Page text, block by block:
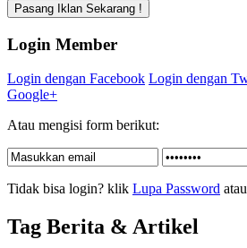
Login Member
Login dengan Facebook Login dengan
Google+
Atau mengisi form berikut:
Tidak bisa login? klik Lupa Password atau
Tag Berita & Artikel